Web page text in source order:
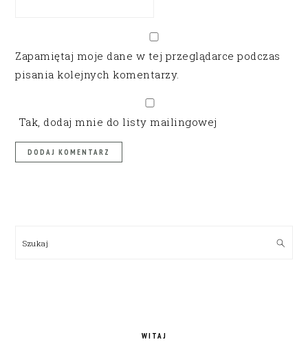
Zapamiętaj moje dane w tej przeglądarce podczas
pisania kolejnych komentarzy.
Tak, dodaj mnie do listy mailingowej
Szukaj
WITAJ